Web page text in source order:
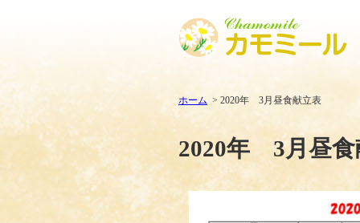
ホーム 2020年 3月昼食献立表
2020年 3月昼食